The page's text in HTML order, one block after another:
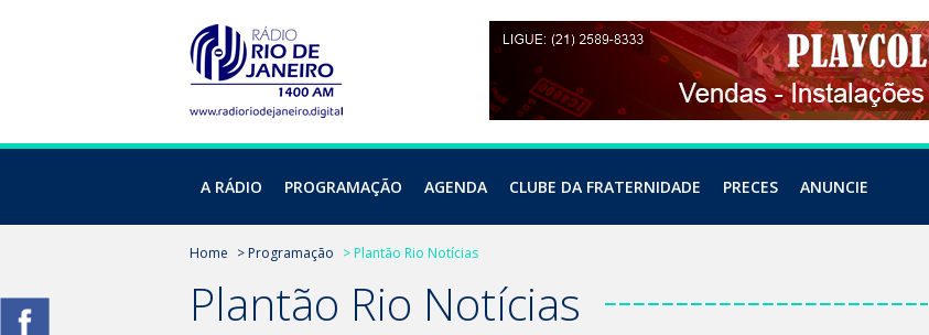
A RÁDIO PROGRAMAÇÃO AGENDA CLUBE DA FRATERNIDADE PRECES ANUNCIE
Home > Programação > Plantão Rio Notícias
Plantão Rio Notícias